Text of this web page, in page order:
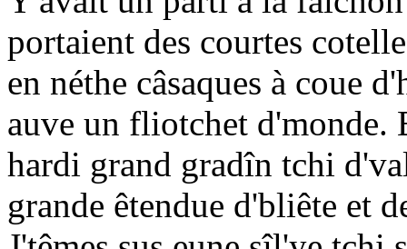
portaient des courtes
en néthe câsaques à coue
auve un fliotchet d'monde.
hardi grand gradîn tchi
grande êtendue d'bliête et